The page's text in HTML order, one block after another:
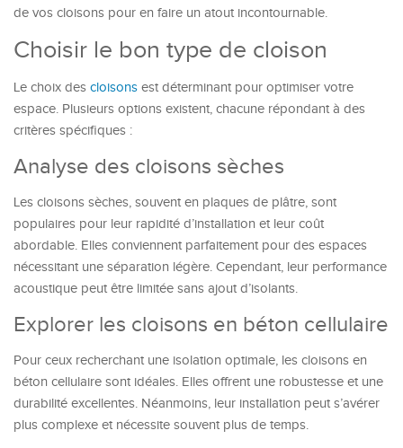
de vos cloisons pour en faire un atout incontournable.
Choisir le bon type de cloison
Le choix des cloisons est déterminant pour optimiser votre
espace. Plusieurs options existent, chacune répondant à des
critères spécifiques :
Analyse des cloisons sèches
Les cloisons sèches, souvent en plaques de plâtre, sont
populaires pour leur rapidité d’installation et leur coût
abordable. Elles conviennent parfaitement pour des espaces
nécessitant une séparation légère. Cependant, leur performance
acoustique peut être limitée sans ajout d’isolants.
Explorer les cloisons en béton cellulaire
Pour ceux recherchant une isolation optimale, les cloisons en
béton cellulaire sont idéales. Elles offrent une robustesse et une
durabilité excellentes. Néanmoins, leur installation peut s’avérer
plus complexe et nécessite souvent plus de temps.